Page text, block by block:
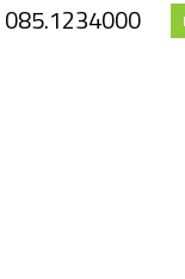
085.1234000